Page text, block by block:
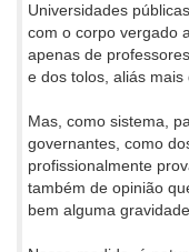
Universidades
com o corpo vergado
apenas de
e dos tolos, aliás mais
Mas, como sistema,
governantes, como
profissionalmente
também de opinião
bem alguma